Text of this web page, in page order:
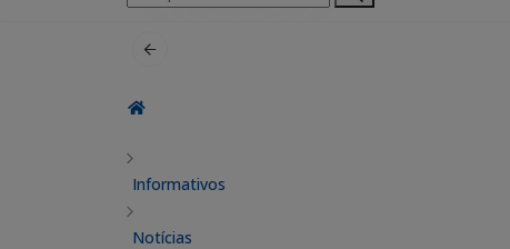
por:
Informativos
Notícias